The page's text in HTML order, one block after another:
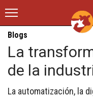
latinmeat
INICIO
NOTICIAS RECIENTES
Blogs
La
de la
La automatización, la